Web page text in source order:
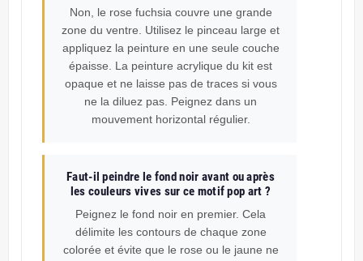
Non, le rose fuchsia couvre une grande
zone du ventre. Utilisez le pinceau large et
appliquez la peinture en une seule couche
épaisse. La peinture acrylique du kit est
opaque et ne laisse pas de traces si vous
ne la diluez pas. Peignez dans un
mouvement horizontal régulier.
Faut-il peindre le fond noir avant ou après
les couleurs vives sur ce motif pop art ?
Peignez le fond noir en premier. Cela
délimite les contours de chaque zone
colorée et évite que le rose ou le jaune ne